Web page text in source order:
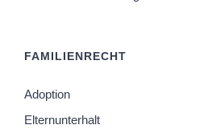
FAMILIENRECHT
Adoption
Elternunterhalt